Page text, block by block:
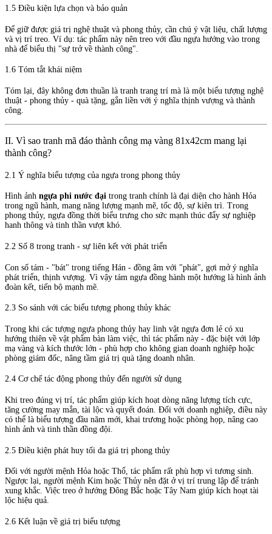
1.5 Điều kiện lựa chọn và bảo quản
Để giữ được giá trị nghệ thuật và phong thủy, cần chú ý vật liệu, chất lượng
và vị trí treo. Ví dụ: tác phẩm này nên treo với đầu ngựa hướng vào trong
nhà để biểu thị "sự trở về thành công".
1.6 Tóm tắt khái niệm
Tóm lại, đây không đơn thuần là tranh trang trí mà là một biểu tượng nghệ
thuật - phong thủy - quà tặng, gắn liền với ý nghĩa thịnh vượng và thành
công.
II. Vì sao tranh mã đáo thành công mạ vàng 81x42cm mang lại
thành công?
2.1 Ý nghĩa biểu tượng của ngựa trong phong thủy
Hình ảnh ngựa phi nước đại trong tranh chính là đại diện cho hành Hỏa
trong ngũ hành, mang năng lượng mạnh mẽ, tốc độ, sự kiên trì. Trong
phong thủy, ngựa đồng thời biểu trưng cho sức mạnh thúc đẩy sự nghiệp
hanh thông và tinh thần vượt khó.
2.2 Số 8 trong tranh - sự liên kết với phát triển
Con số tám - "bát" trong tiếng Hán - đồng âm với "phát", gợi mở ý nghĩa
phát triển, thịnh vượng. Vì vậy tám ngựa đồng hành một hướng là hình ảnh
đoàn kết, tiến bộ mạnh mẽ.
2.3 So sánh với các biểu tượng phong thủy khác
Trong khi các tượng ngựa phong thủy hay linh vật ngựa đơn lẻ có xu
hướng thiên về vật phẩm bàn làm việc, thì tác phẩm này - đặc biệt với lớp
mạ vàng và kích thước lớn - phù hợp cho không gian doanh nghiệp hoặc
phòng giám đốc, nâng tầm giá trị quà tặng doanh nhân.
2.4 Cơ chế tác động phong thủy đến người sử dụng
Khi treo đúng vị trí, tác phẩm giúp kích hoạt dòng năng lượng tích cực,
tăng cường may mắn, tài lộc và quyết đoán. Đối với doanh nghiệp, điều này
có thể là biểu tượng đầu năm mới, khai trương hoặc phòng họp, nâng cao
hình ảnh và tinh thần đồng đội.
2.5 Điều kiện phát huy tối đa giá trị phong thủy
Đối với người mệnh Hỏa hoặc Thổ, tác phẩm rất phù hợp vì tương sinh.
Ngược lại, người mệnh Kim hoặc Thủy nên đặt ở vị trí trung lập để tránh
xung khắc. Việc treo ở hướng Đông Bắc hoặc Tây Nam giúp kích hoạt tài
lộc hiệu quả.
2.6 Kết luận về giá trị biểu tượng